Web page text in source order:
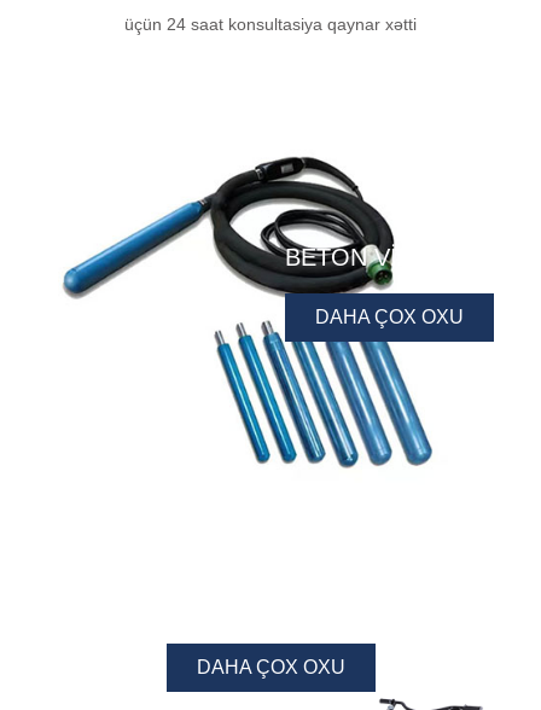
üçün 24 saat konsultasiya qaynar xətti
BETON VIBRATOR
DAHA ÇOX OXU
DAHA ÇOX OXU